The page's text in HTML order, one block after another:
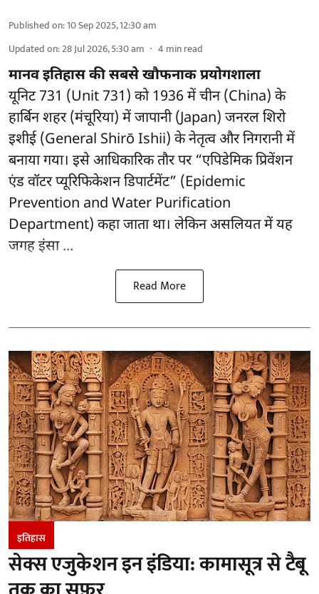
Published on:10 Sep 2025, 12:30 am
Updated on:28 Jul 2026, 5:30 am 4 min read
मानव इतिहास की सबसे खौफनाक प्रयोगशाला
यूनिट 731 (Unit 731) को 1936 में चीन (China) के
हार्बिन शहर (मंचूरिया) में जापानी (Japan) जनरल शिरो
इशीई (General Shirō Ishii) के नेतृत्व और निगरानी में
बनाया गया। इसे आधिकारिक तौर पर “एपिडेमिक प्रिवेंशन
एंड वॉटर प्यूरिफिकेशन डिपार्टमेंट” (Epidemic
Prevention and Water Purification
Department) कहा जाता था। लेकिन असलियत में यह
जगह इंसा ...
Read More
इतिहास
सेक्स एजुकेशन इन इंडिया: कामासूत्र से टैबू